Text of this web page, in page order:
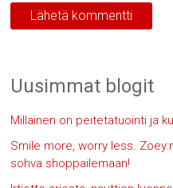
Uusimmat blogit
Millainen on peitetatuointi ja
Smile more, worry less.
sohva shoppailemaan!